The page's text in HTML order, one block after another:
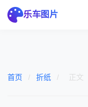
乐车图片
首页 / 折纸 / 正文